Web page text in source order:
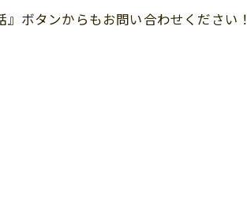
ボタンからもお問い合わせください！